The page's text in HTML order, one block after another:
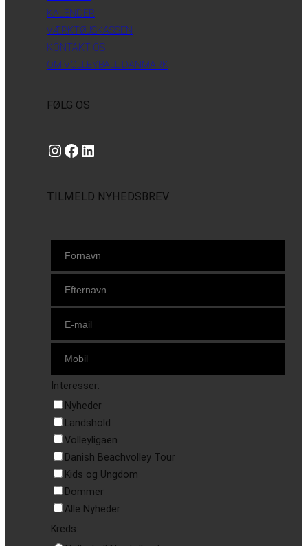
KALENDER
VÆRKTØJSKASSEN
KONTAKT OS
OM VOLLEYBALL DANMARK
FØLG OS
Instagram https://www.facebook.com/danishbeachvolleytour LinkedIn
TILMELD NYHEDSBREV
Interesser:
Nyheder
Landshold
Volleyligaen
Danish Beachvolley Tour
Kids og Ungdom
Dommer
Alle Nyheder
Kreds: